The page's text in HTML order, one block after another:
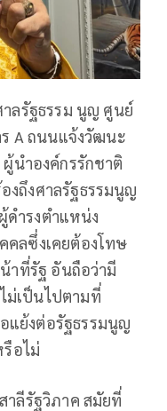
ลรัฐธรรม นูญ ศูนย์
ร A ถนนแจ้งวัฒนะ
นำองค์กรรักชาติ
งถึงศาลรัฐธรรมนูญ
ดำรงตำแหน่ง
คลซึ่งเคยต้องโทษ
าที่รัฐ อันถือว่ามี
เป็นไปตามที่
แย้งต่อรัฐธรรมนูญ
อไม่
าลีรัฐวิภาค สมัยที่